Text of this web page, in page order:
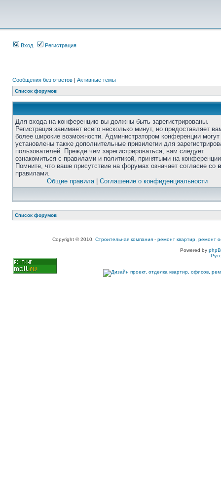
Вход Регистрация
Сообщения без ответов | Активные темы
Список форумов
Для входа на конференцию вы должны быть зарегистрированы.
Регистрация занимает всего несколько минут, но предоставляет
более широкие возможности. Администратором конференции
установлены также дополнительные привилегии для
пользователей. Прежде чем зарегистрироваться, вам следует
ознакомиться с правилами и политикой, принятыми на
Помните, что ваше присутствие на форумах означает согласие со
правилами.
Общие правила| Соглашение о конфиденциальности
Список форумов
Copyright © 2010, Строительная компания - ремонт квартир, ремонт
Powered by